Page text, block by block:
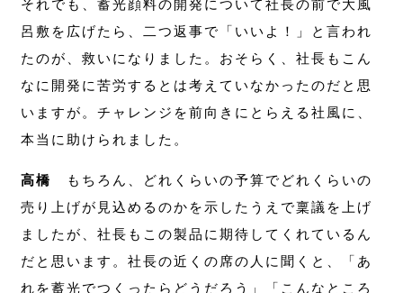
それでも、蓄光顔料の開発について社長の前で大風
呂敷を広げたら、二つ返事で「いいよ！」と言われ
たのが、救いになりました。おそらく、社長もこん
なに開発に苦労するとは考えていなかったのだと思
いますが。チャレンジを前向きにとらえる社風に、
本当に助けられました。
高橋
もちろん、どれくらいの予算でどれくらいの
売り上げが見込めるのかを示したうえで稟議を上げ
ましたが、社長もこの製品に期待してくれているん
だと思います。社長の近くの席の人に聞くと、「あ
れを蓄光でつくったらどうだろう」「こんなところ